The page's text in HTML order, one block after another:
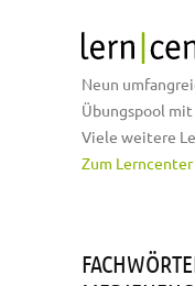
Neun
Übungspool
Viele weitere
Zum Lerncenter